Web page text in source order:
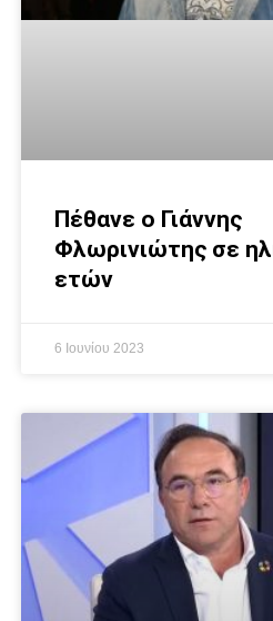
Πέθανε ο Γιάννης
Φλωρινιώτης σε
ετών
6 Ιουνίου 2023